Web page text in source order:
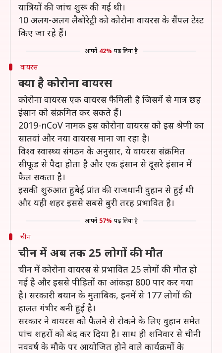
यात्रियों की जांच शुरू की गई थी।
10 अलग-अलग लैबोरेट्री को कोरोना वायरस के सैंपल टेस्ट
किए जा रहे हैं।
आपने 42% पढ़ लिया है
वायरस
क्या है कोरोना वायरस
कोरोना वायरस एक वायरस फैमिली है जिसमें से मात्र छह
इंसान को संक्रमित कर सकते हैं।
2019-nCoV नामक इस कोरोना वायरस को इस श्रेणी का
सातवां और नया वायरस माना जा रहा है।
विश्व स्वास्थ्य संगठन के अनुसार, ये वायरस संक्रमित
सीफूड से पैदा होता है और एक इंसान से दूसरे इंसान में
फैल सकता है।
इसकी शुरुआत हुबेई प्रांत की राजधानी वुहान से हुई थी
और यही शहर इससे सबसे बुरी तरह प्रभावित है।
आपने 57% पढ़ लिया है
चीन
चीन में अब तक 25 लोगों की मौत
चीन में कोरोना वायरस से प्रभावित 25 लोगों की मौत हो
गई है और इससे पीड़ितों का आंकड़ा 800 पार कर गया
है। सरकारी बयान के मुताबिक, इनमें से 177 लोगों की
हालत गंभीर बनी हुई है।
सरकार ने वायरस को फैलने से रोकने के लिए वुहान समेत
पांच शहरों को बंद कर दिया है। साथ ही शनिवार से चीनी
नववर्ष के मौके पर आयोजित होने वाले कार्यक्रमों के